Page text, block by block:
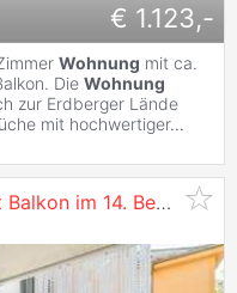
€ 1.123,-
Wohnung mit ca.
Die Wohnung
zur Erdberger Lände
mit hochwertiger...
im 14. Bezirk zu